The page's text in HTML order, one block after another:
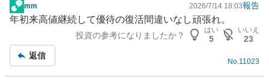
掲
示
事
mm 2026/7/14 18:03報告
年初来高値継続して優待の復活間違いなし頑張れ。
投資の参考になりましたか？
はい
5
いいえ
23
返信
No.11023